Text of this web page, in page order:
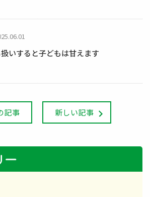
いすると子どもは甘えます
記事 新しい記事